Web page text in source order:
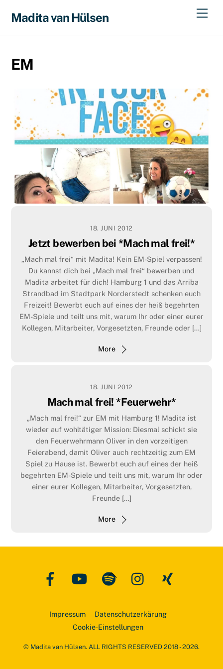
Madita van Hülsen
EM
23. MAI 2018
Neue Folgen: In Your Face!
Täglich ab 16:55 Uhr bei„Abenteuer Leben täglich“auf
kabel eins!Kein Drehort ist zu verrückt, kein Video aus dem
Internet zu skurril! In ihrer Rubrik „In Your Face“
präsentiert euch Madita van Hülsen die lustigen
Alltagsgeschichten aus dem Internet.„In Your Face
18. JUNI 2012
Jetzt bewerben bei *Mach mal frei!*
„Mach mal frei“ mit Madita! Kein EM-Spiel verpassen!
Du kannst dich bei „Mach mal frei“ bewerben und
Madita arbeitet für dich! Hamburg 1 und das Arriba
Strandbad im Stadtpark Norderstedt schenken euch
Freizeit! Bewerbt euch auf eines der heiß begehrten
EM-Spiele und teilt uns mit, warum Ihr oder einer eurer
Kollegen, Mitarbeiter, Vorgesetzten, Freunde oder […]
More
18. JUNI 2012
Mach mal frei! *Feuerwehr*
„Mach mal frei!“ zur EM mit Hamburg 1! Madita ist
wieder auf wohltätiger Mission: Diesmal schickt sie
den Feuerwehrmann Oliver in den vorzeitigen
Feierabend, damit Oliver auch rechtzeitig zum EM
Spiel zu Hause ist. Bewerbt euch auf eines der heiß
begehrten EM-Spiele und teilt uns mit, warum Ihr oder
einer eurer Kollegen, Mitarbeiter, Vorgesetzten,
Freunde […]
More
Back
To
Facebook YouTube Spotify Instagram
Impressum
Datenschutzerkärung
Cookie-Einstellungen
© Madita van Hülsen. ALL RIGHTS RESERVED 2018 - 2026.